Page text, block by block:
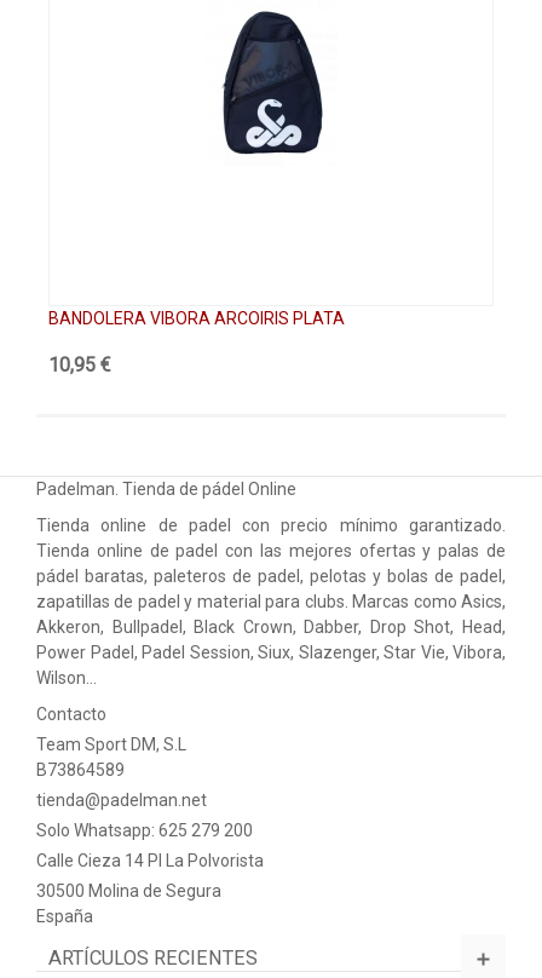
BANDOLERA VIBORA ARCOIRIS PLATA
10,95 €
Padelman. Tienda de pádel Online
Tienda online de padel con precio mínimo garantizado.
Tienda online de padel con las mejores ofertas y palas de
pádel baratas, paleteros de padel, pelotas y bolas de padel,
zapatillas de padel y material para clubs. Marcas como Asics,
Akkeron, Bullpadel, Black Crown, Dabber, Drop Shot, Head,
Power Padel, Padel Session, Siux, Slazenger, Star Vie, Vibora,
Wilson…
Contacto
Team Sport DM, S.L
B73864589
tienda@padelman.net
Solo Whatsapp: 625 279 200
Calle Cieza 14 PI La Polvorista
30500 Molina de Segura
España
ARTÍCULOS RECIENTES